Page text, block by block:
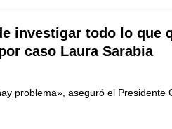
investigar todo lo que
caso Laura Sarabia
problema», aseguró el Presidente